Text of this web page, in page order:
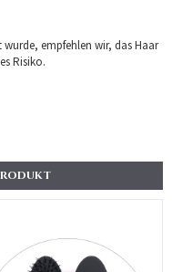
empfehlen wir, das Haar
Risiko.